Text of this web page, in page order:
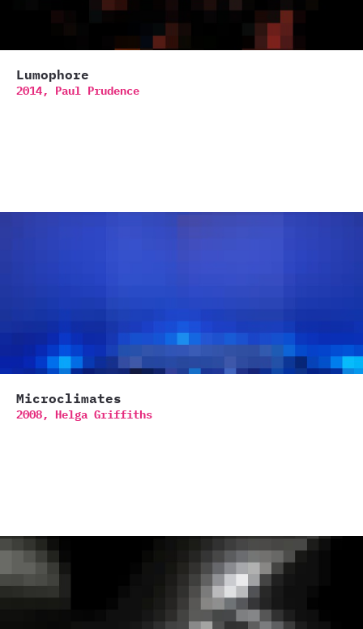
Lumophore
2014, Paul Prudence
Microclimates
2008, Helga Griffiths